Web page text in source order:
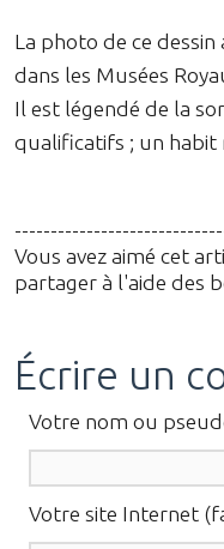
La photo de ce
dans les Musées
Il est légendé de la
qualificatifs ; un
Vous avez aimé cet
partager à l'aide des
Écrire un
Votre nom ou
Votre site Internet